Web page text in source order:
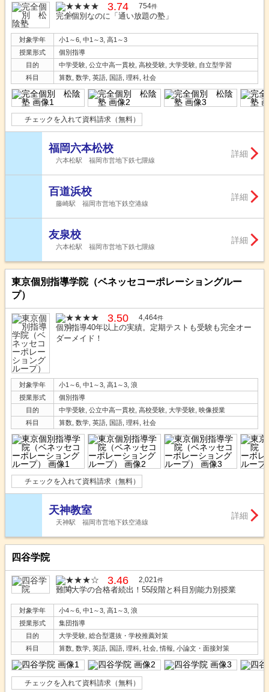
3.74 754件
完全個別なのに「通い放題の塾」
対象学年
小1～6, 中1～3, 高1～3
授業形式
個別指導
目的
中学受験, 公立中高一貫校, 高校受験, 大学受験, 自立型学習
科目
算数, 数学, 英語, 国語, 理科, 社会
チェックを入れて資料請求（無料）
福岡六本松校
六本松駅 福岡市営地下鉄七隈線
詳細
百道浜校
藤崎駅 福岡市営地下鉄空港線
詳細
友泉校
六本松駅 福岡市営地下鉄七隈線
詳細
東京個別指導学院（ベネッセコーポレーショングルー
プ）
3.50 4,464件
個別指導40年以上の実績。定期テストも受験も完全オー
ダーメイド！
対象学年
小1～6, 中1～3, 高1～3, 浪
授業形式
個別指導
目的
中学受験, 公立中高一貫校, 高校受験, 大学受験, 映像授業
科目
算数, 数学, 英語, 国語, 理科, 社会
チェックを入れて資料請求（無料）
天神教室
天神駅 福岡市営地下鉄空港線
詳細
四谷学院
3.46 2,021件
難関大学の合格者続出！55段階と科目別能力別授業
対象学年
小4～6, 中1～3, 高1～3, 浪
授業形式
集団指導
目的
大学受験, 総合型選抜・学校推薦対策
科目
算数, 数学, 英語, 国語, 理科, 社会, 情報, 小論文・面接対策
チェックを入れて資料請求（無料）